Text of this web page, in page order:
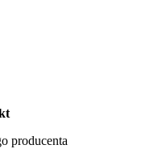
producenta